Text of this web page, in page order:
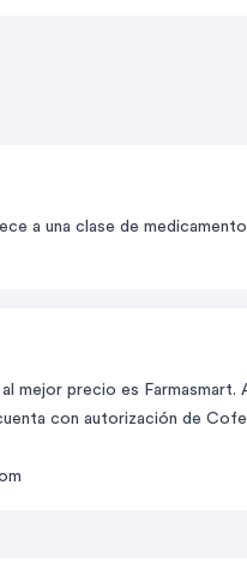
a una clase de
al mejor precio es
con autorización de